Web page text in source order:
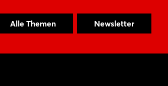
Alle Themen Newsletter